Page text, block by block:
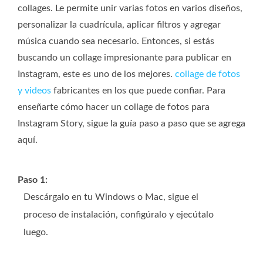
collages. Le permite unir varias fotos en varios diseños,
personalizar la cuadrícula, aplicar filtros y agregar
música cuando sea necesario. Entonces, si estás
buscando un collage impresionante para publicar en
Instagram, este es uno de los mejores. collage de fotos
y videos fabricantes en los que puede confiar. Para
enseñarte cómo hacer un collage de fotos para
Instagram Story, sigue la guía paso a paso que se agrega
aquí.
Paso 1:
Descárgalo en tu Windows o Mac, sigue el
proceso de instalación, configúralo y ejecútalo
luego.